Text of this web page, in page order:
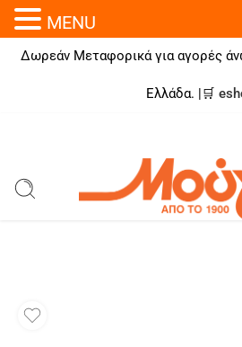
Δωρεάν Μεταφορικά για αγορές
Ελλάδα. |🛒
MENU